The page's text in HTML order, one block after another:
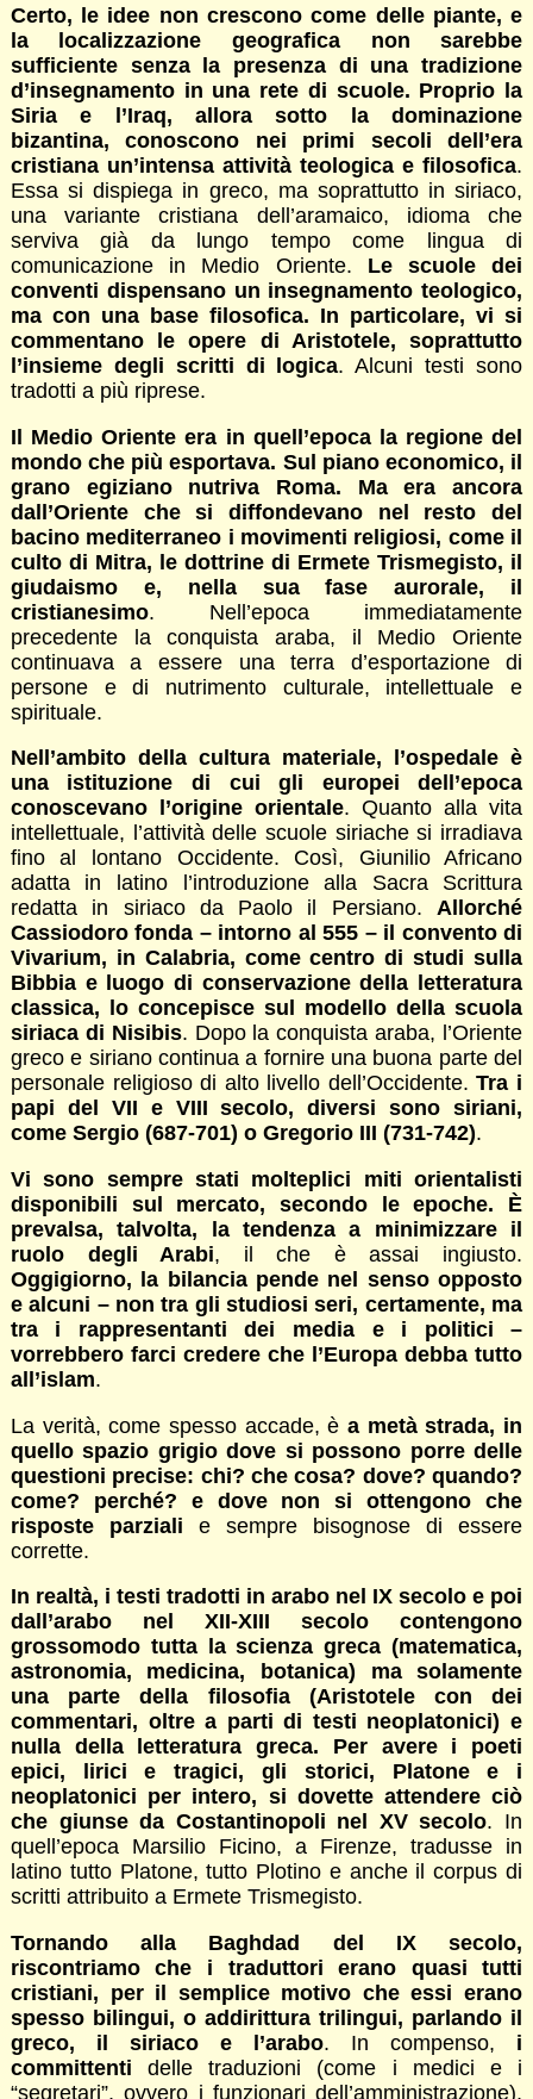
Certo, le idee non crescono come delle piante, e
la localizzazione geografica non sarebbe
sufficiente senza la presenza di una tradizione
d’insegnamento in una rete di scuole. Proprio la
Siria e l’Iraq, allora sotto la dominazione
bizantina, conoscono nei primi secoli dell’era
cristiana un’intensa attività teologica e filosofica.
Essa si dispiega in greco, ma soprattutto in siriaco,
una variante cristiana dell’aramaico, idioma che
serviva già da lungo tempo come lingua di
comunicazione in Medio Oriente. Le scuole dei
conventi dispensano un insegnamento teologico,
ma con una base filosofica. In particolare, vi si
commentano le opere di Aristotele, soprattutto
l’insieme degli scritti di logica. Alcuni testi sono
tradotti a più riprese.
Il Medio Oriente era in quell’epoca la regione del
mondo che più esportava. Sul piano economico, il
grano egiziano nutriva Roma. Ma era ancora
dall’Oriente che si diffondevano nel resto del
bacino mediterraneo i movimenti religiosi, come il
culto di Mitra, le dottrine di Ermete Trismegisto, il
giudaismo e, nella sua fase aurorale, il
cristianesimo. Nell’epoca immediatamente
precedente la conquista araba, il Medio Oriente
continuava a essere una terra d’esportazione di
persone e di nutrimento culturale, intellettuale e
spirituale.
Nell’ambito della cultura materiale, l’ospedale è
una istituzione di cui gli europei dell’epoca
conoscevano l’origine orientale. Quanto alla vita
intellettuale, l’attività delle scuole siriache si irradiava
fino al lontano Occidente. Così, Giunilio Africano
adatta in latino l’introduzione alla Sacra Scrittura
redatta in siriaco da Paolo il Persiano.Allorché
Cassiodoro fonda – intorno al 555 – il convento di
Vivarium, in Calabria, come centro di studi sulla
Bibbia e luogo di conservazione della letteratura
classica, lo concepisce sul modello della scuola
siriaca di Nisibis. Dopo la conquista araba, l’Oriente
greco e siriano continua a fornire una buona parte del
personale religioso di alto livello dell’Occidente.Tra i
papi del VII e VIII secolo, diversi sono siriani,
come Sergio (687-701) o Gregorio III (731-742).
Vi sono sempre stati molteplici miti orientalisti
disponibili sul mercato, secondo le epoche. È
prevalsa, talvolta, la tendenza a minimizzare il
ruolo degli Arabi, il che è assai ingiusto.
Oggigiorno, la bilancia pende nel senso opposto
e alcuni – non tra gli studiosi seri, certamente, ma
tra i rappresentanti dei media e i politici –
vorrebbero farci credere che l’Europa debba tutto
all’islam.
La verità, come spesso accade, èa metà strada, in
quello spazio grigio dove si possono porre delle
questioni precise: chi? che cosa? dove? quando?
come? perché? e dove non si ottengono che
risposte parziali e sempre bisognose di essere
corrette.
In realtà, i testi tradotti in arabo nel IX secolo e poi
dall’arabo nel XII-XIII secolo contengono
grossomodo tutta la scienza greca (matematica,
astronomia, medicina, botanica) ma solamente
una parte della filosofia (Aristotele con dei
commentari, oltre a parti di testi neoplatonici) e
nulla della letteratura greca. Per avere i poeti
epici, lirici e tragici, gli storici, Platone e i
neoplatonici per intero, si dovette attendere ciò
che giunse da Costantinopoli nel XV secolo. In
quell’epoca Marsilio Ficino, a Firenze, tradusse in
latino tutto Platone, tutto Plotino e anche il corpus di
scritti attribuito a Ermete Trismegisto.
Tornando alla Baghdad del IX secolo,
riscontriamo che i traduttori erano quasi tutti
cristiani, per il semplice motivo che essi erano
spesso bilingui, o addirittura trilingui, parlando il
greco, il siriaco e l’arabo. In compenso, i
committenti delle traduzioni (come i medici e i
“segretari”, ovvero i funzionari dell’amministrazione),